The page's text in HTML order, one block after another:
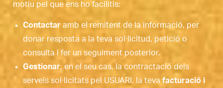
motiu pel que ens ho facilitis:
Contactar amb el remitent de la informació, per
donar resposta a la teva sol·licitud, petició o
consulta i fer un seguiment posterior.
Gestionar, en el seu cas, la contractació dels
serveis sol·licitats pel USUARI, la teva facturació i